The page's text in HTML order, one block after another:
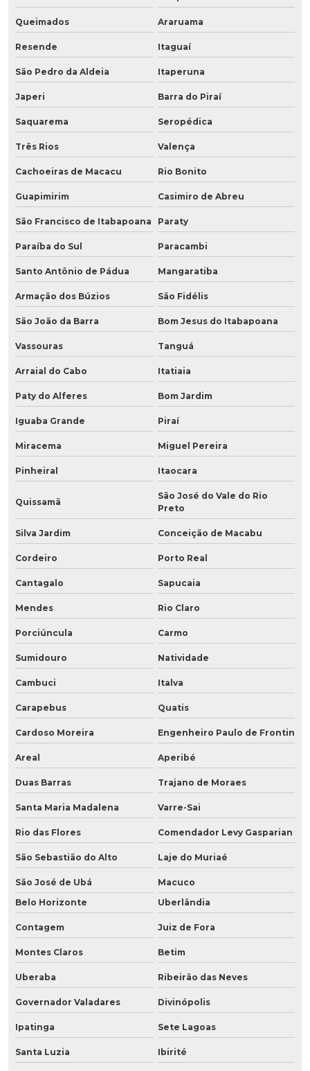
Queimados Araruama
Resende Itaguaí
São Pedro da Aldeia Itaperuna
Japeri Barra do Piraí
Saquarema Seropédica
Três Rios Valença
Cachoeiras de Macacu Rio Bonito
Guapimirim Casimiro de Abreu
São Francisco de Itabapoana Paraty
Paraíba do Sul Paracambi
Santo Antônio de Pádua Mangaratiba
Armação dos Búzios São Fidélis
São João da Barra Bom Jesus do Itabapoana
Vassouras Tanguá
Arraial do Cabo Itatiaia
Paty do Alferes Bom Jardim
Iguaba Grande Piraí
Miracema Miguel Pereira
Pinheiral Itaocara
Quissamã
São José do Vale do Rio
Preto
Silva Jardim Conceição de Macabu
Cordeiro Porto Real
Cantagalo Sapucaia
Mendes Rio Claro
Porciúncula Carmo
Sumidouro Natividade
Cambuci Italva
Carapebus Quatis
Cardoso Moreira Engenheiro Paulo de Frontin
Areal Aperibé
Duas Barras Trajano de Moraes
Santa Maria Madalena Varre-Sai
Rio das Flores Comendador Levy Gasparian
São Sebastião do Alto Laje do Muriaé
São José de Ubá
Macuco
Belo Horizonte
Uberlândia
Contagem Juiz de Fora
Montes Claros Betim
Uberaba Ribeirão das Neves
Governador Valadares Divinópolis
Ipatinga Sete Lagoas
Santa Luzia Ibirité